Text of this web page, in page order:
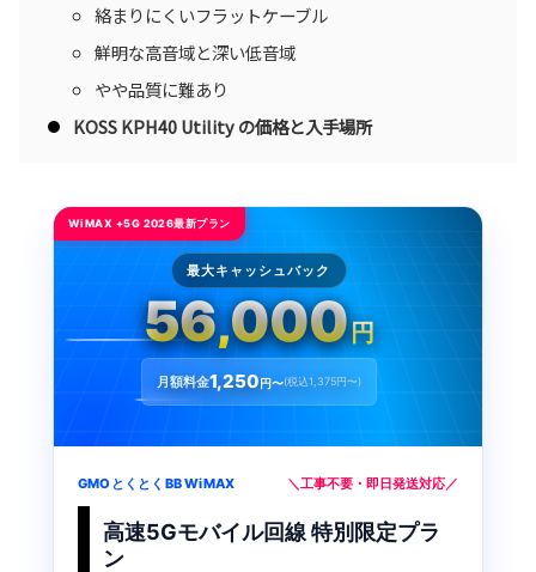
絡まりにくいフラットケーブル
鮮明な高音域と深い低音域
やや品質に難あり
KOSS KPH40 Utility の価格と入手場所
WiMAX +5G 2026最新プラン
最大キャッシュバック
56,000円
月額料金1,250円〜(税込1,375円〜)
GMOとくとくBB WiMAX ＼工事不要・即日発送対応／
高速5Gモバイル回線 特別限定プラ
ン